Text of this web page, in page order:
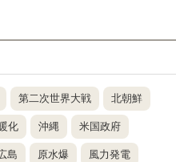
第二次世界大戦 北朝鮮
化 沖縄 米国政府
島 原水爆 風力発電